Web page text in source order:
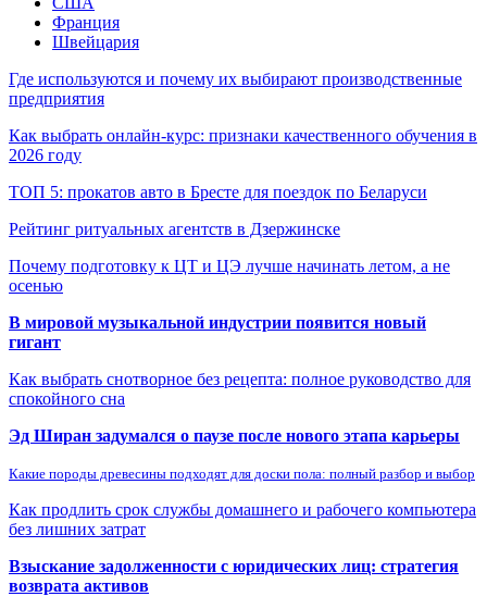
Франция
Швейцария
Где используются и почему их выбирают производственные
предприятия
Как выбрать онлайн-курс: признаки качественного обучения в
2026 году
ТОП 5: прокатов авто в Бресте для поездок по Беларуси
Рейтинг ритуальных агентств в Дзержинске
Почему подготовку к ЦТ и ЦЭ лучше начинать летом, а не
осенью
В мировой музыкальной индустрии появится новый
гигант
Как выбрать снотворное без рецепта: полное руководство для
спокойного сна
Эд Ширан задумался о паузе после нового этапа карьеры
Какие породы древесины подходят для доски пола: полный разбор и выбор
Как продлить срок службы домашнего и рабочего компьютера
без лишних затрат
Взыскание задолженности с юридических лиц: стратегия
возврата активов